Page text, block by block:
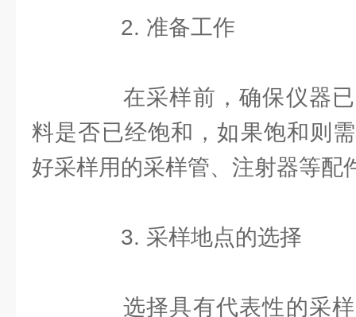
2. 准备工作
在采样前，确保仪器已
料是否已经饱和，如果饱和则
好采样用的采样管、注射器等配
3. 采样地点的选择
选择具有代表性的采样